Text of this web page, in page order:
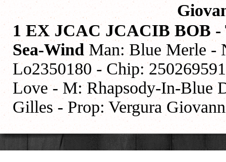
1 EX JCAC JCACIB BOB -
Sea-WindMan: Blue Merle -
Lo2350180 - Chip:
Love - M: Rhapsody-In-Blue
Gilles - Prop: Vergura